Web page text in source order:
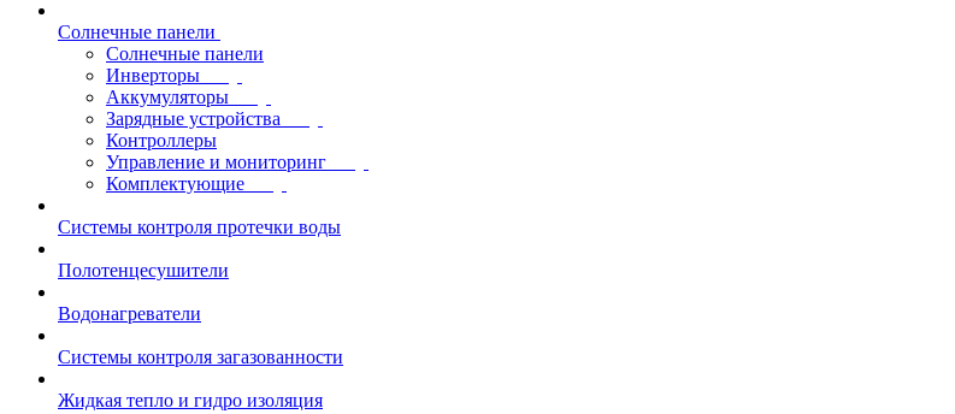
Солнечные панели
Солнечные панели
Инверторы
Аккумуляторы
Зарядные устройства
Контроллеры
Управление и мониторинг
Комплектующие
Системы контроля протечки воды
Полотенцесушители
Водонагреватели
Системы контроля загазованности
Жидкая тепло и гидро изоляция